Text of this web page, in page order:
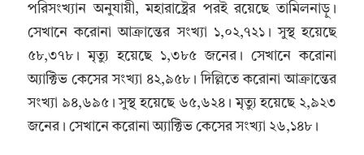
পরিসংখ্যান অনুযায়ী, মহারাষ্ট্রের পরই রয়েছে তামিলনাড়ু।
সেখানে করোনা আক্রান্তের সংখ্যা ১,০২,৭২১। সুস্থ হয়েছে
৫৮,৩৭৮। মৃত্যু হয়েছে ১,৩৮৫ জনের। সেখানে করোনা
অ্যাক্টিভ কেসের সংখ্যা ৪২,৯৫৮। দিল্লিতে করোনা আক্রান্তের
সংখ্যা ৯৪,৬৯৫। সুস্থ হয়েছে ৬৫,৬২৪। মৃত্যু হয়েছে ২,৯২৩
জনের। সেখানে করোনা অ্যাক্টিভ কেসের সংখ্যা ২৬,১৪৮।